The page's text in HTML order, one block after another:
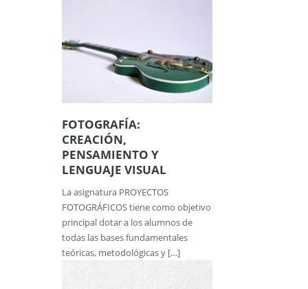
FOTOGRAFÍA:
CREACIÓN,
PENSAMIENTO Y
LENGUAJE VISUAL
La asignatura PROYECTOS
FOTOGRÁFICOS tiene como objetivo
principal dotar a los alumnos de
todas las bases fundamentales
teóricas, metodológicas y […]